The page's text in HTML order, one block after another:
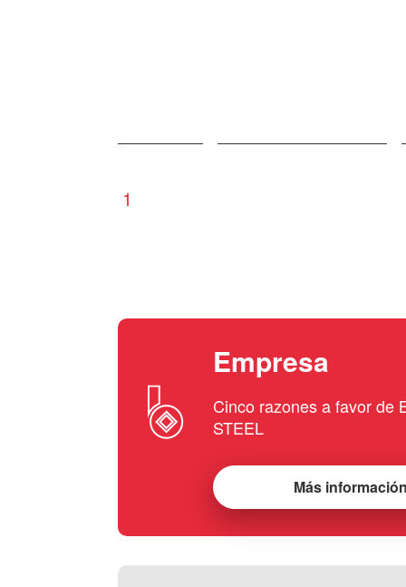
1
Empresa
Cinco razones a favor de
STEEL
Más